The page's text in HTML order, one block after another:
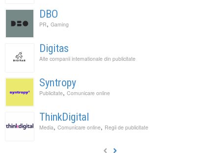
DBO
PR, Gaming
Digitas
Alte companii internationale din publicitate
Syntropy
Publicitate, Comunicare online
ThinkDigital
Media, Comunicare online, Regii de publicitate